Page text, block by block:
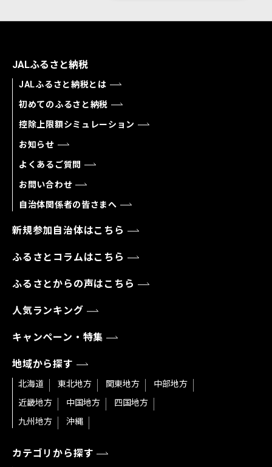
JALふるさと納税
JALふるさと納税とは
初めてのふるさと納税
控除上限額シミュレーション
お知らせ
よくあるご質問
お問い合わせ
自治体関係者の皆さまへ
新規参加自治体はこちら
ふるさとコラムはこちら
ふるさとからの声はこちら
人気ランキング
キャンペーン・特集
地域から探す
北海道 東北地方 関東地方
中部地方
近畿地方
中国地方
四国地方
九州地方
沖縄
カテゴリから探す